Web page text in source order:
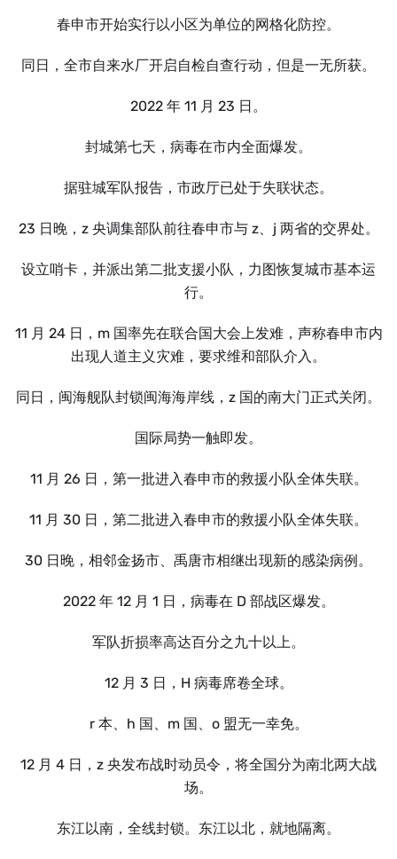
春申市开始实行以小区为单位的网格化防控。
同日，全市自来水厂开启自检自查行动，但是一无所获。
2022 年 11 月 23 日。
封城第七天，病毒在市内全面爆发。
据驻城军队报告，市政厅已处于失联状态。
23 日晚，z 央调集部队前往春申市与 z、j 两省的交界处。
设立哨卡，并派出第二批支援小队，力图恢复城市基本运
行。
11 月 24 日，m 国率先在联合国大会上发难，声称春申市内
出现人道主义灾难，要求维和部队介入。
同日，闽海舰队封锁闽海海岸线，z 国的南大门正式关闭。
国际局势一触即发。
11 月 26 日，第一批进入春申市的救援小队全体失联。
11 月 30 日，第二批进入春申市的救援小队全体失联。
30 日晚，相邻金扬市、禹唐市相继出现新的感染病例。
2022 年 12 月 1 日，病毒在 D 部战区爆发。
军队折损率高达百分之九十以上。
12 月 3 日，H 病毒席卷全球。
r 本、h 国、m 国、o 盟无一幸免。
12 月 4 日，z 央发布战时动员令，将全国分为南北两大战
场。
东江以南，全线封锁。东江以北，就地隔离。